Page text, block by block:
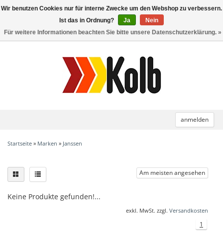
anmelden
Toggle
Startseite » Marken » Janssen
Am meisten angesehen
Keine Produkte gefunden!...
exkl. MwSt. zzgl. Versandkosten
1
Wir benutzen Cookies nur für interne Zwecke um den Webshop zu verbessern.
Ist das in Ordnung?
Ja
Nein
Für weitere Informationen beachten Sie bitte unsere Datenschutzerklärung. »